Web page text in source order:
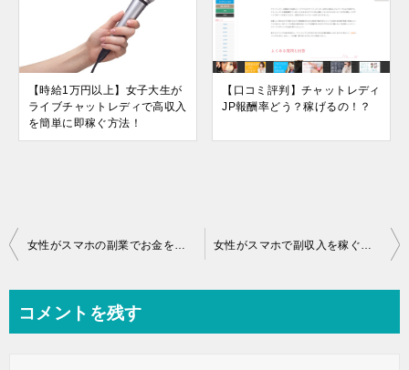
【時給1万円以上】女子大生が
ライブチャットレディで高収入
を簡単に即稼ぐ方法！
【口コミ評判】チャットレディ
JP報酬率どう？稼げるの！？
投
ビ
コメントを残す